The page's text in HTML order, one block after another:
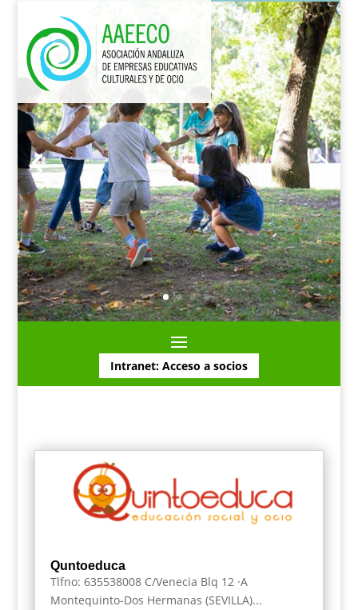
ANIMACIÓN DEPORTIVA
Intranet: Acceso a socios
Quntoeduca
Tlfno: 635538008 C/Venecia Blq 12 ·A
Montequinto-Dos Hermanas (SEVILLA)...